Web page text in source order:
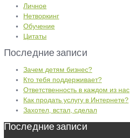
Личное
Нетворкинг
Обучение
Цитаты
Последние записи
Зачем детям бизнес?
Кто тебя поддерживает?
Ответственность в каждом из нас
Как продать услугу в Интернете?
Захотел, встал, сделал
Последние записи